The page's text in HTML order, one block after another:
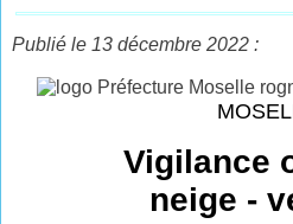
Publié le 13 décembre 2022 :
Vigilance
neige -